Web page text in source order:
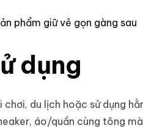
phẩm giữ vẻ gọn gàng sau
dụng
du lịch hoặc sử dụng
áo/quần cùng tông